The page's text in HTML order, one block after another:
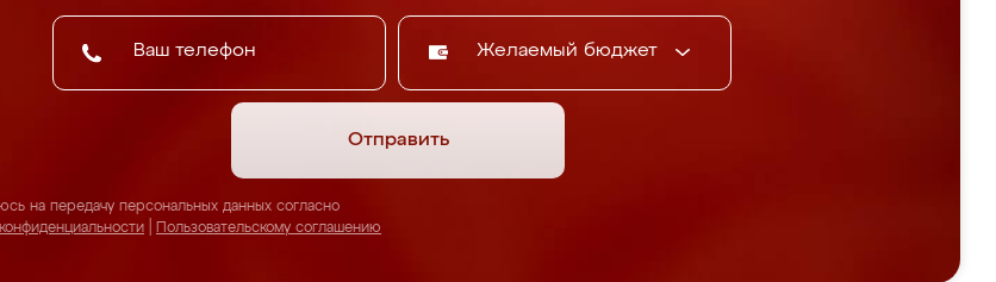
Желаемый бюджет
Отправить
на передачу персональных данных согласно
Пользовательскому соглашению